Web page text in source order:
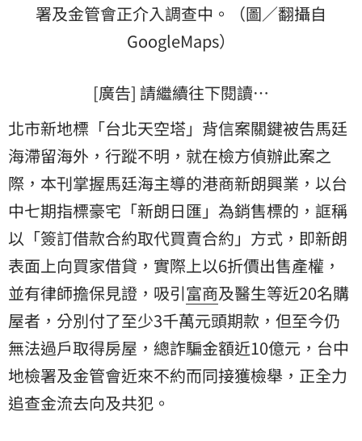
署及金管會正介入調查中。（圖／翻攝自
GoogleMaps）
[廣告] 請繼續往下閱讀…
北市新地標「台北天空塔」背信案關鍵被告馬廷
海滯留海外，行蹤不明，就在檢方偵辦此案之
際，本刊掌握馬廷海主導的港商新朗興業，以台
中七期指標豪宅「新朗日匯」為銷售標的，誆稱
以「簽訂借款合約取代買賣合約」方式，即新朗
表面上向買家借貸，實際上以6折價出售產權，
並有律師擔保見證，吸引富商及醫生等近20名購
屋者，分別付了至少3千萬元頭期款，但至今仍
無法過戶取得房屋，總詐騙金額近10億元，台中
地檢署及金管會近來不約而同接獲檢舉，正全力
追查金流去向及共犯。